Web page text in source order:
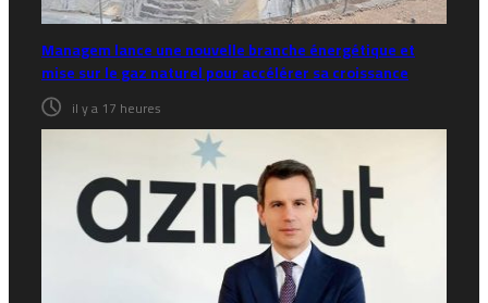
Managem lance une nouvelle branche énergétique et
mise sur le gaz naturel pour accélérer sa croissance
il y a 17 heures